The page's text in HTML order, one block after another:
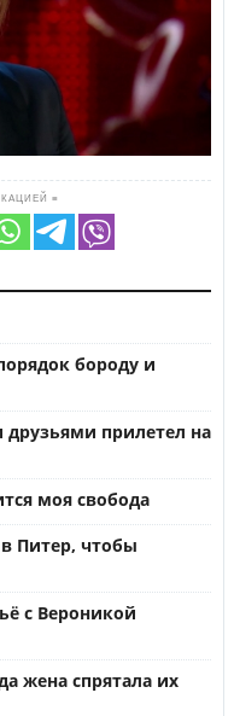
≡
бороду и
прилетел на
моя свобода
Питер, чтобы
с Вероникой
жена спрятала их